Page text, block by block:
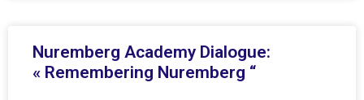
Nuremberg Academy Dialogue:
« Remembering Nuremberg “